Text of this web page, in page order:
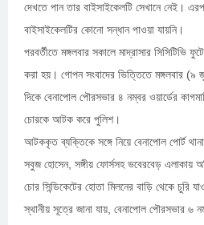
দেখতে পান তার বাইসাইকেলটি সেখানে নেই।
বাইসাইকেলটির কোনো সন্ধান পাওয়া যায়নি।
পরবর্তীতে মঙ্গলবার সকালে মাদ্রাসার সিসিটিভি
করা হয়। গোপন সংবাদের ভিত্তিতে মঙ্গলবার
দিকে বেনাপোল পৌরসভার ৪ নম্বর ওয়ার্ডের
চোরকে আটক করে পুলিশ।
আটককৃত ব্যক্তিকে সঙ্গে নিয়ে বেনাপোল পোর্ট
সবুজ হোসেন, সঙ্গীয় ফোর্সসহ ভবেরবেড় এলাকায়
চোর সিন্ডিকেটের হোতা মিলনের বাড়ি থেকে চুরি
স্থানীয় সূত্রে জানা যায়, বেনাপোল পৌরসভার ৬